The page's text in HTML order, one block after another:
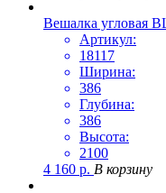
Вешалка угловая
Артикул:
18117
Ширина:
386
Глубина:
386
Высота:
2100
4 160 р. В корзину